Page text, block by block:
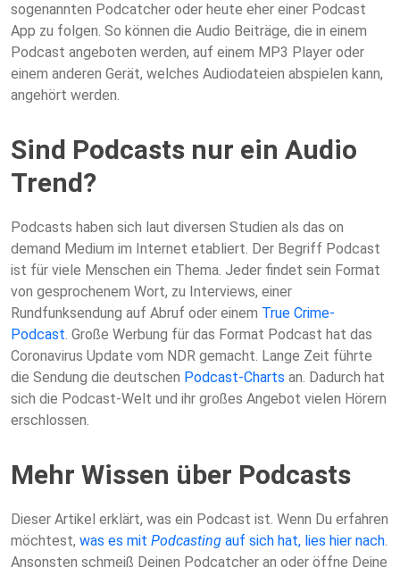
sogenannten Podcatcher oder heute eher einer Podcast
App zu folgen. So können die Audio Beiträge, die in einem
Podcast angeboten werden, auf einem MP3 Player oder
einem anderen Gerät, welches Audiodateien abspielen kann,
angehört werden.
Sind Podcasts nur ein Audio
Trend?
Podcasts haben sich laut diversen Studien als das on
demand Medium im Internet etabliert. Der Begriff Podcast
ist für viele Menschen ein Thema. Jeder findet sein Format
von gesprochenem Wort, zu Interviews, einer
Rundfunksendung auf Abruf oder einem True Crime-
Podcast. Große Werbung für das Format Podcast hat das
Coronavirus Update vom NDR gemacht. Lange Zeit führte
die Sendung die deutschen Podcast-Charts an. Dadurch hat
sich die Podcast-Welt und ihr großes Angebot vielen Hörern
erschlossen.
Mehr Wissen über Podcasts
Dieser Artikel erklärt, was ein Podcast ist. Wenn Du erfahren
möchtest, was es mit Podcasting auf sich hat, lies hier nach.
Ansonsten schmeiß Deinen Podcatcher an oder öffne Deine